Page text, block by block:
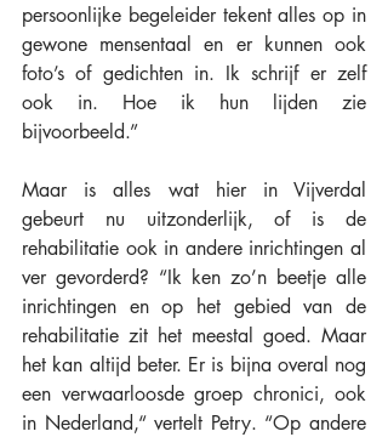
persoonlijke begeleider tekent alles op in
gewone mensentaal en er kunnen ook
foto’s of gedichten in. Ik schrijf er zelf
ook in. Hoe ik hun lijden zie
bijvoorbeeld.”
Maar is alles wat hier in Vijverdal
gebeurt nu uitzonderlijk, of is de
rehabilitatie ook in andere inrichtingen al
ver gevorderd? “Ik ken zo’n beetje alle
inrichtingen en op het gebied van de
rehabilitatie zit het meestal goed. Maar
het kan altijd beter. Er is bijna overal nog
een verwaarloosde groep chronici, ook
in Nederland,“ vertelt Petry. “Op andere